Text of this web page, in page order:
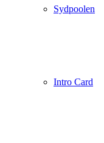
Sydpoolen
Intro Card